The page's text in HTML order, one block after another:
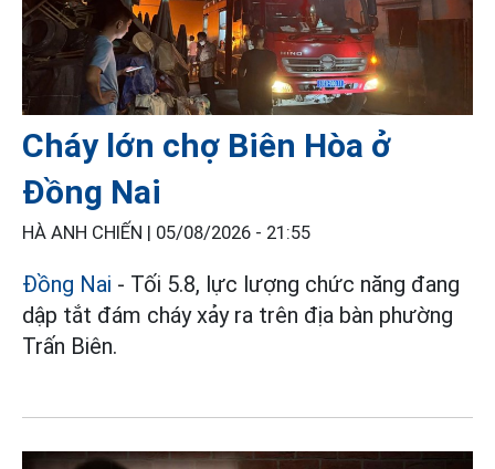
Cháy lớn chợ Biên Hòa ở
Đồng Nai
HÀ ANH CHIẾN | 05/08/2026 - 21:55
Đồng Nai - Tối 5.8, lực lượng chức năng đang
dập tắt đám cháy xảy ra trên địa bàn phường
Trấn Biên.